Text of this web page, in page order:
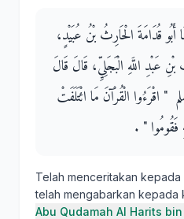
أَبُو قُدَامَةَ الْحَارِثُ بْنُ عُبَيْدٍ،
اللَّهِ الْبَجَلِيِّ، قَالَ قَالَ
"‏ اقْرَءُوا الْقُرْآنَ مَا ائْتَلَفَتْ
فَقُومُوا ‏"‏ ‏.‏
Telah menceritakan kepada
telah mengabarkan kepada
Abu Qudamah Al Harits